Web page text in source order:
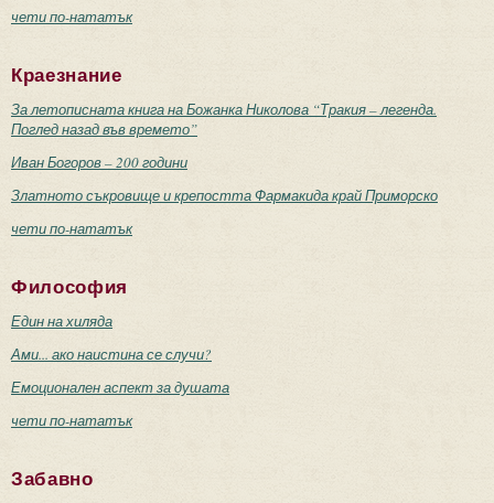
чети по-нататък
Краезнание
За летописната книга на Божанка Николова “Тракия – легенда.
Поглед назад във времето”
Иван Богоров – 200 години
Златното съкровище и крепостта Фармакида край Приморско
чети по-нататък
Философия
Един на хиляда
Ами... ако наистина се случи?
Емоционален аспект за душата
чети по-нататък
Забавно